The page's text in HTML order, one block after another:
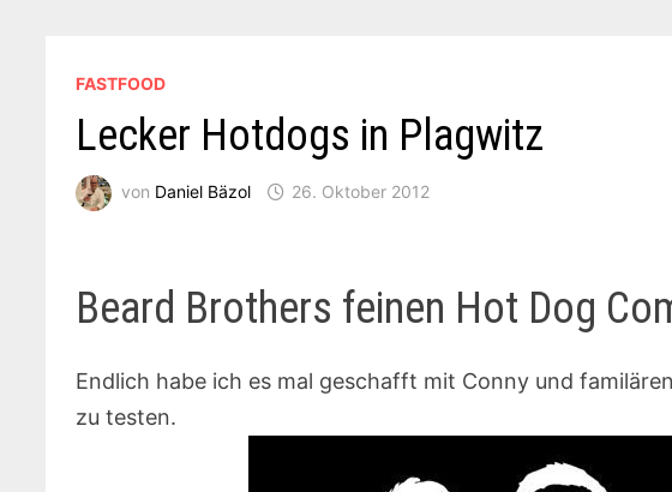
FASTFOOD
Lecker Hotdogs in Plagwitz
von Daniel Bäzol 26. Oktober 2012
Beard Brothers feinen Hot Dog
Endlich habe ich es mal geschafft mit Conny und
zu testen.